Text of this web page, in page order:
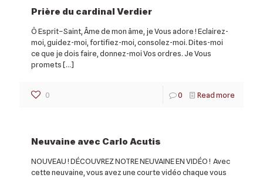
Prière du cardinal Verdier
Ô Esprit–Saint, Âme de mon âme, je Vous adore ! Eclairez-
moi, guidez-moi, fortifiez-moi, consolez-moi. Dites-moi
ce que je dois faire, donnez-moi Vos ordres. Je Vous
promets[…]
0 0 Read more
Neuvaine avec Carlo Acutis
NOUVEAU ! DÉCOUVREZ NOTRE NEUVAINE EN VIDÉO ! Avec
cette neuvaine, vous avez une courte vidéo chaque vous